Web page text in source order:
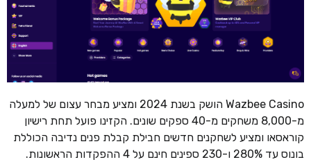
Wazbee Casino הושק בשנת 2024 ומציע מבחר עצום של למעלה
מ-8,000 משחקים מ-40 ספקים שונים. הקזינו פועל תחת רישיון
קוראסאו ומציע לשחקנים חדשים חבילת קבלת פנים נדיבה הכוללת
בונוס עד 280% ו-230 ספינים חינם על 4 ההפקדות הראשונות.